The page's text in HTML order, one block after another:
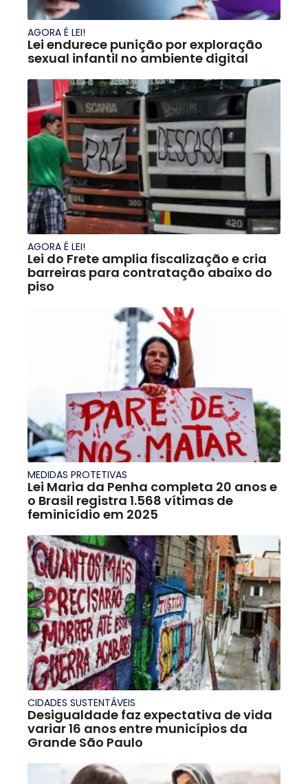
AGORA É LEI!
Lei endurece punição por exploração
sexual infantil no ambiente digital
AGORA É LEI!
Lei do Frete amplia fiscalização e cria
barreiras para contratação abaixo do
piso
MEDIDAS PROTETIVAS
Lei Maria da Penha completa 20 anos e
o Brasil registra 1.568 vítimas de
feminicídio em 2025
CIDADES SUSTENTÁVEIS
Desigualdade faz expectativa de vida
variar 16 anos entre municípios da
Grande São Paulo